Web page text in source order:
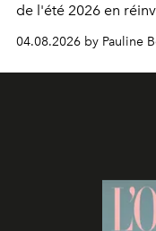
de l'été 2026 en
04.08.2026 by Pauline